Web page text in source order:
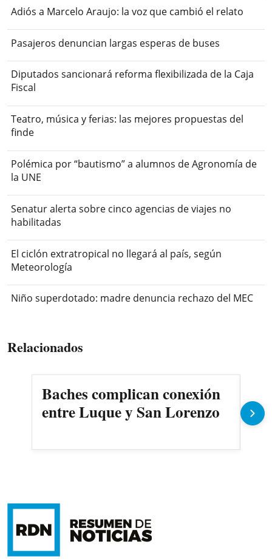
Adiós a Marcelo Araujo: la voz que cambió el relato
Pasajeros denuncian largas esperas de buses
Diputados sancionará reforma flexibilizada de la Caja
Fiscal
Teatro, música y ferias: las mejores propuestas del
finde
Polémica por “bautismo” a alumnos de Agronomía de
la UNE
Senatur alerta sobre cinco agencias de viajes no
habilitadas
El ciclón extratropical no llegará al país, según
Meteorología
Niño superdotado: madre denuncia rechazo del MEC
Relacionados
Baches complican conexión
entre Luque y San Lorenzo